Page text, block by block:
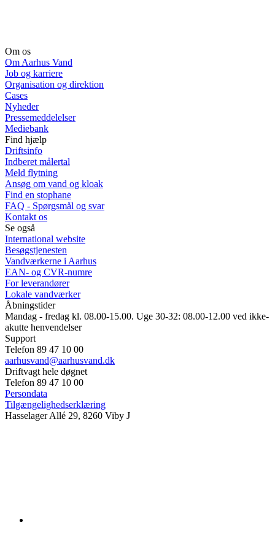
Om os
Om Aarhus Vand
Job og karriere
Organisation og direktion
Cases
Nyheder
Pressemeddelelser
Mediebank
Find hjælp
Driftsinfo
Indberet målertal
Meld flytning
Ansøg om vand og kloak
Find en stophane
FAQ - Spørgsmål og svar
Kontakt os
Se også
International website
Besøgstjenesten
Vandværkerne i Aarhus
EAN- og CVR-numre
For leverandører
Lokale vandværker
Åbningstider
Mandag - fredag kl. 08.00-15.00. Uge 30-32: 08.00-12.00 ved ikke-
akutte henvendelser
Support
Telefon 89 47 10 00
aarhusvand@aarhusvand.dk
Driftvagt hele døgnet
Telefon 89 47 10 00
Persondata
Tilgængelighedserklæring
Hasselager Allé 29, 8260 Viby J